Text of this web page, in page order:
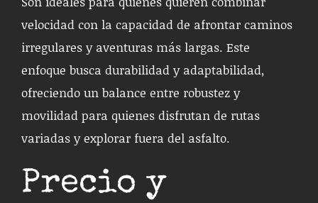
velocidad con la capacidad de afrontar caminos
irregulares y aventuras más largas. Este
enfoque busca durabilidad y adaptabilidad,
ofreciendo un balance entre robustez y
movilidad para quienes disfrutan de rutas
variadas y explorar fuera del asfalto.
Precio y